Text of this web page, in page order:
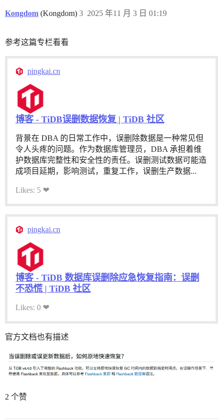
Kongdom (Kongdom) 2025 年11 月 3 日 01:19
3
参考这篇专栏看看
pingkai.cn
博客 - TiDB误删数据恢复 | TiDB 社区
背景在 DBA 的日常工作中，误删除数据是一种常见但
令人头疼的问题。作为数据库管理员，DBA 承担着维
护数据库完整性和安全性的责任。误删测试数据可能造
成项目延期，影响测试，重复工作，误删生产数据...
Likes: 5 ❤
pingkai.cn
博客 - TiDB 数据库误删除应急恢复指南：误删
不恐慌 | TiDB 社区
Likes: 0 ❤
官方文档也有描述
2 个赞